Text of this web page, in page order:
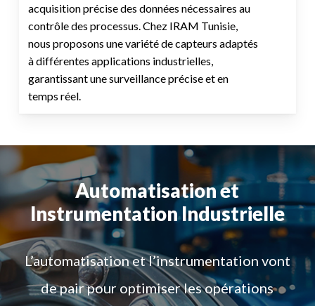
acquisition précise des données nécessaires au
contrôle des processus. Chez IRAM Tunisie,
nous proposons une variété de capteurs adaptés
à différentes applications industrielles,
garantissant une surveillance précise et en
temps réel.
Automatisation et
Instrumentation Industrielle
L’automatisation et l’instrumentation vont
de pair pour optimiser les opérations